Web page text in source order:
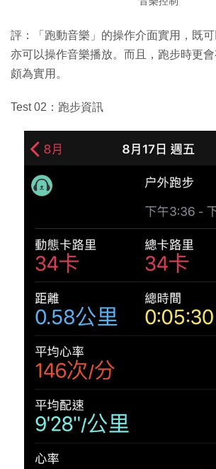
評：「跑動音樂」的操作介面實用，既可
亦可以操作音樂播放。而且，跑步時更
頗為實用。
Test 02：跑步資訊